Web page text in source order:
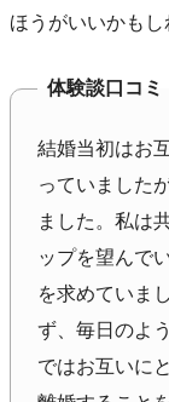
ほうがいいかもし
体験談口コミ
結婚当初はお
っていました
ました。私は
ップを望んで
を求めていま
ず、毎日のよ
ではお互いに